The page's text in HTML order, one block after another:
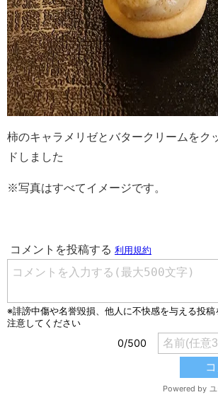
柿のキャラメリゼとバタークリームをク
ドしました
※写真はすべてイメージです。